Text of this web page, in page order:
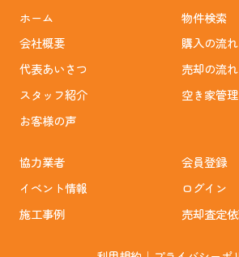
ホーム
会社概要
代表あいさつ
スタッフ紹介
お客様の声
物件検索
購入の流れ
売却の流れ
空き家管
協力業者
イベント情報
施工事例
会員登録
ログイン
売却査定